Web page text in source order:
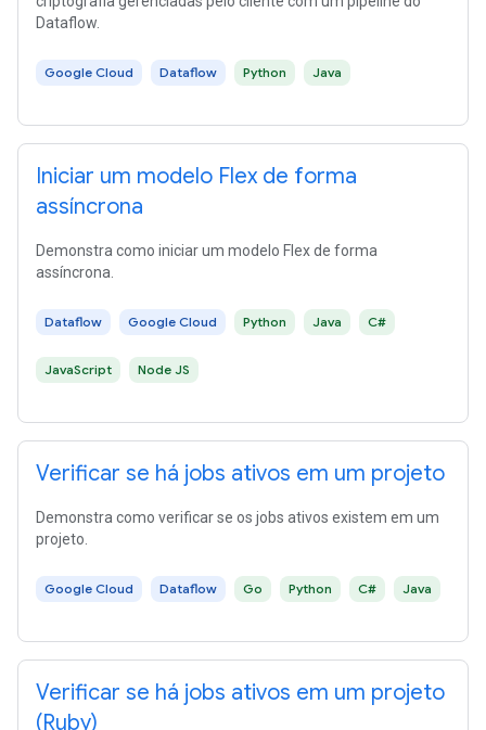
Dataflow.
Google Cloud Dataflow Python Java
Iniciar um modelo Flex de forma
assíncrona
Demonstra como iniciar um modelo Flex de forma
assíncrona.
Dataflow Google Cloud Python Java C#
JavaScript Node JS
Verificar se há jobs ativos em um projeto
Demonstra como verificar se os jobs ativos existem em um
projeto.
Google Cloud Dataflow Go Python C# Java
Verificar se há jobs ativos em um projeto
(Ruby)